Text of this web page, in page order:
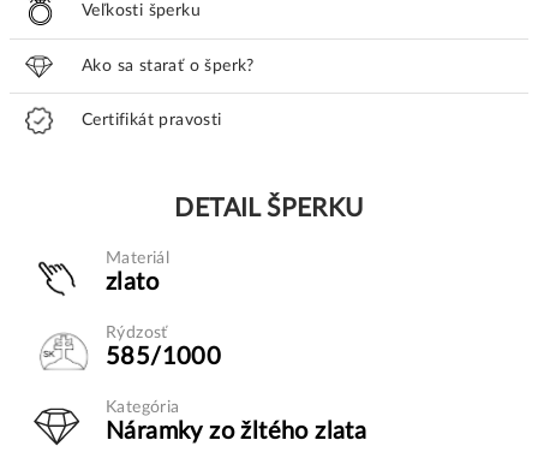
Veľkosti šperku
Ako sa starať o šperk?
Certifikát pravosti
DETAIL ŠPERKU
Materiál
zlato
Rýdzosť
585/1000
Kategória
Náramky zo žltého zlata